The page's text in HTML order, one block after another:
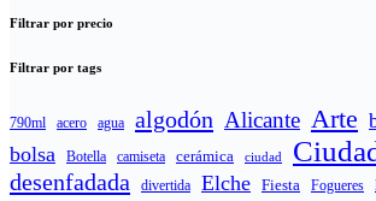
Filtrar por precio
Filtrar por tags
790ml acero agua algodón Alicante Arte
bolsa Botella camiseta cerámica ciudad
desenfadada divertida Elche Fiesta Fogueres